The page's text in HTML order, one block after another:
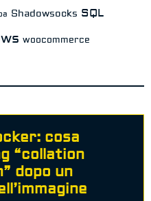
Shadowsocks SQL
woocommerce
cosa
“collation
dopo un